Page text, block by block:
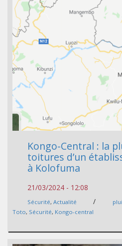
Kongo-Central : la
toitures d’un
à Kolofuma
21/03/2024 - 12:08
Sécurité, Actualité /
Toto, Sécurité, Kongo-central